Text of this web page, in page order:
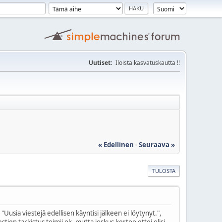
Uutiset: Iloista kasvatuskautta !!
« Edellinen -Seuraava »
TULOSTA
viestejä edellisen käyntisi jälkeen ei löytynyt.",